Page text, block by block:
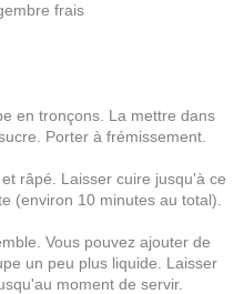
frais
en tronçons. La mettre dans
Porter à frémissement.
râpé. Laisser cuire jusqu'à ce
(environ 10 minutes au total).
Vous pouvez ajouter de
un peu plus liquide. Laisser
moment de servir.